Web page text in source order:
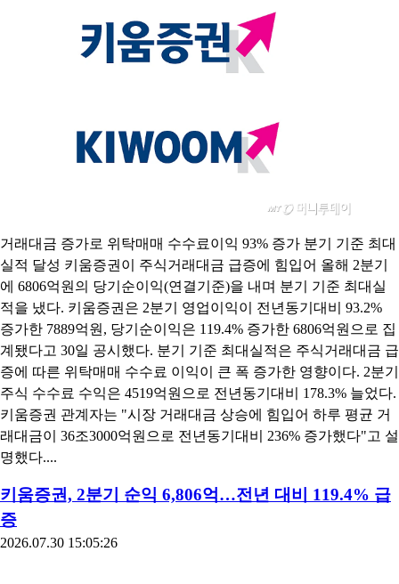
거래대금 증가로 위탁매매 수수료이익 93% 증가 분기 기준 최대
실적 달성 키움증권이 주식거래대금 급증에 힘입어 올해 2분기
에 6806억원의 당기순이익(연결기준)을 내며 분기 기준 최대실
적을 냈다. 키움증권은 2분기 영업이익이 전년동기대비 93.2%
증가한 7889억원, 당기순이익은 119.4% 증가한 6806억원으로 집
계됐다고 30일 공시했다. 분기 기준 최대실적은 주식거래대금 급
증에 따른 위탁매매 수수료 이익이 큰 폭 증가한 영향이다. 2분기
주식 수수료 수익은 4519억원으로 전년동기대비 178.3% 늘었다.
키움증권 관계자는 "시장 거래대금 상승에 힘입어 하루 평균 거
래대금이 36조3000억원으로 전년동기대비 236% 증가했다"고 설
명했다....
키움증권, 2분기 순익 6,806억…전년 대비 119.4% 급
증
2026.07.30 15:05:26